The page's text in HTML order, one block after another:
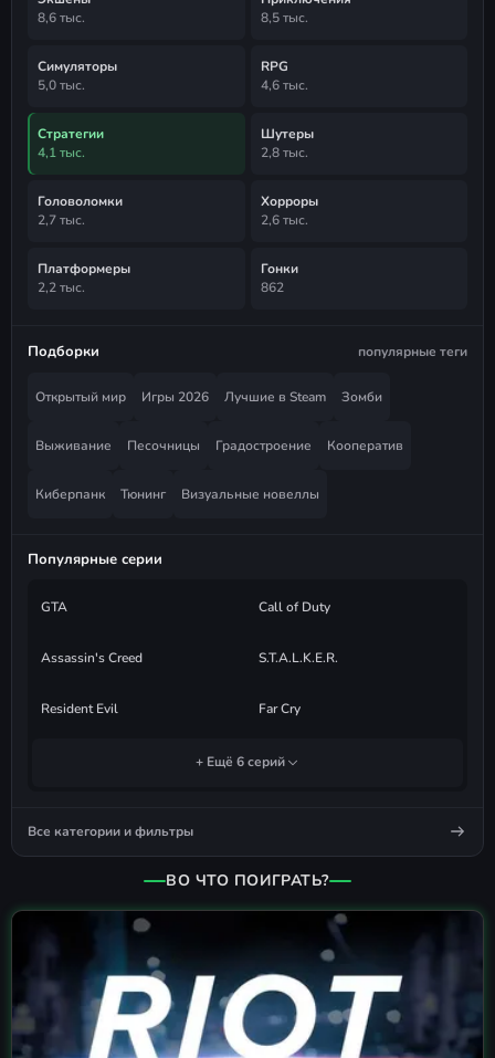
8,6 тыс.
8,5 тыс.
Симуляторы
5,0 тыс.
RPG
4,6 тыс.
Стратегии
4,1 тыс.
Шутеры
2,8 тыс.
Головоломки
2,7 тыс.
Хорроры
2,6 тыс.
Платформеры
2,2 тыс.
Гонки
862
Подборки популярные теги
Открытый мир Игры 2026 Лучшие в Steam Зомби
Выживание Песочницы Градостроение Кооператив
Киберпанк Тюнинг Визуальные новеллы
Популярные серии
GTA Call of Duty
Assassin's Creed S.T.A.L.K.E.R.
Resident Evil Far Cry
+ Ещё 6 серий
Все категории и фильтры
ВО ЧТО ПОИГРАТЬ?